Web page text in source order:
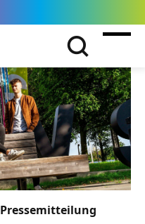
Pressemitteilung